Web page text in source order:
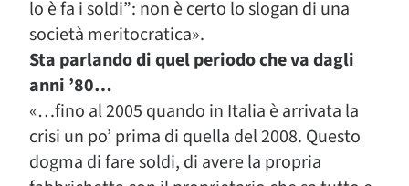
lo è fa i soldi”: non è certo lo slogan di una
società meritocratica».
Sta parlando di quel periodo che va dagli
anni ’80…
«…fino al 2005 quando in Italia è arrivata la
crisi un po’ prima di quella del 2008. Questo
dogma di fare soldi, di avere la propria